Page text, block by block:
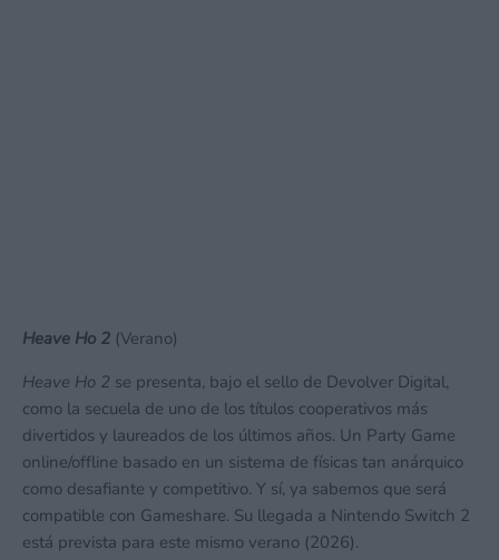
Heave Ho 2 (Verano)
Heave Ho 2 se presenta, bajo el sello de Devolver Digital,
como la secuela de uno de los títulos cooperativos más
divertidos y laureados de los últimos años. Un Party Game
online/offline basado en un sistema de físicas tan anárquico
como desafiante y competitivo. Y sí, ya sabemos que será
compatible con Gameshare. Su llegada a Nintendo Switch 2
está prevista para este mismo verano (2026).